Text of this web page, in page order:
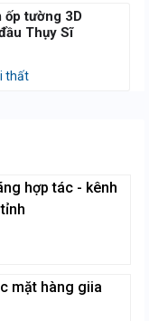
ốp tường 3D
Thụy Sĩ
thất
hợp tác - kênh
mặt hàng giia